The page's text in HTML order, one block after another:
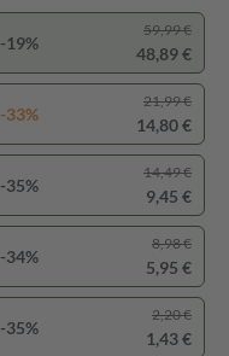
-19%
59,99 €
48,89 €
-33%
21,99 €
14,80 €
-35%
14,49 €
9,45 €
-34%
8,98 €
5,95 €
-35%
2,20 €
1,43 €